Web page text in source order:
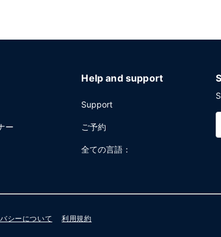
ー
Help and support
Support
ご予約
全ての言語：
シーについて 利用規約